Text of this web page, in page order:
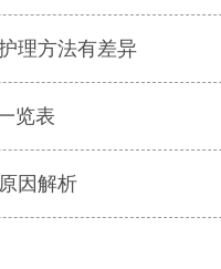
理方法有差异
览表
因解析